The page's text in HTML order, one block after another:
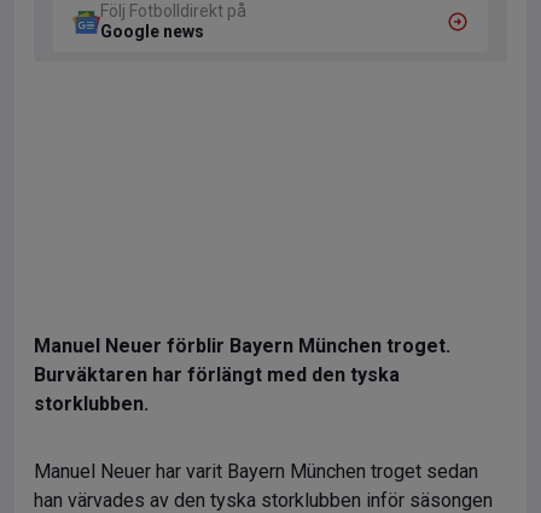
Följ Fotbolldirekt på
Google news
Manuel Neuer förblir Bayern München troget.
Burväktaren har förlängt med den tyska
storklubben.
Manuel Neuer har varit Bayern München troget sedan
han värvades av den tyska storklubben inför säsongen